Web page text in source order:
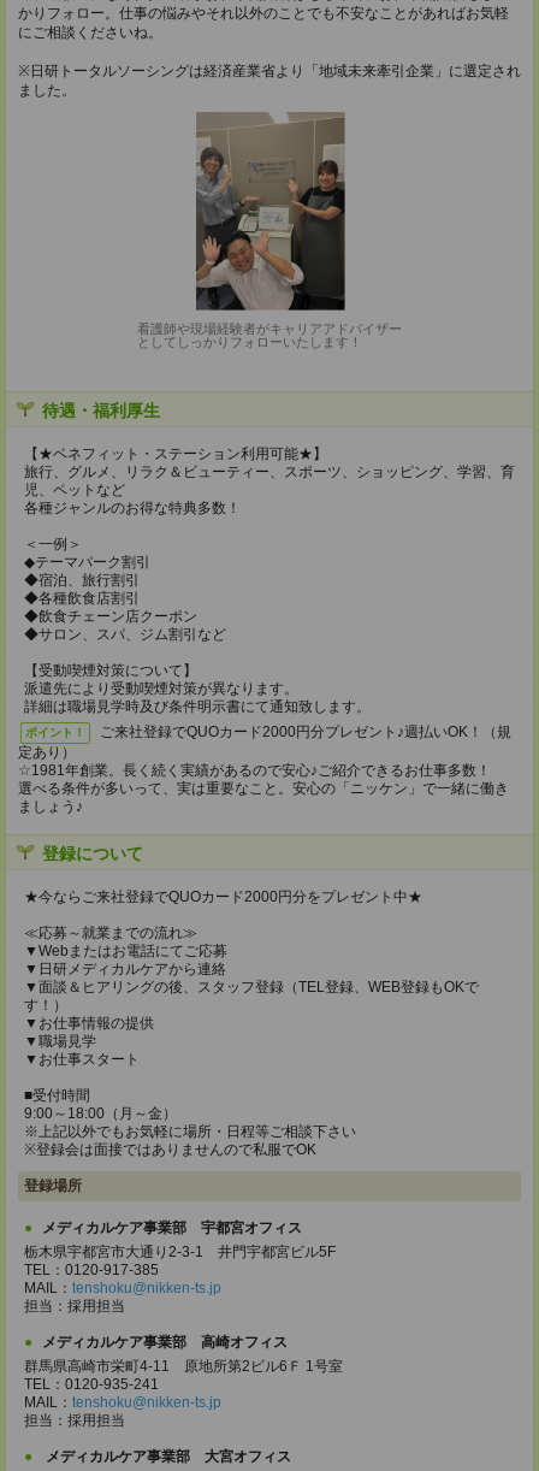
かりフォロー。仕事の悩みやそれ以外のことでも不安なことがあればお気軽
にご相談くださいね。
※日研トータルソーシングは経済産業省より「地域未来牽引企業」に選定され
ました。
看護師や現場経験者がキャリアアドバイザー
としてしっかりフォローいたします！
待遇・福利厚生
【★ベネフィット・ステーション利用可能★】
旅行、グルメ、リラク＆ビューティー、スポーツ、ショッピング、学習、育
児、ペットなど
各種ジャンルのお得な特典多数！
＜一例＞
◆テーマパーク割引
◆宿泊、旅行割引
◆各種飲食店割引
◆飲食チェーン店クーポン
◆サロン、スパ、ジム割引など
【受動喫煙対策について】
派遣先により受動喫煙対策が異なります。
詳細は職場見学時及び条件明示書にて通知致します。
ポイント！
ご来社登録でQUOカード2000円分プレゼント♪週払いOK！（規
定あり）
☆1981年創業。長く続く実績があるので安心♪ご紹介できるお仕事多数！
選べる条件が多いって、実は重要なこと。安心の「ニッケン」で一緒に働き
ましょう♪
登録について
★今ならご来社登録でQUOカード2000円分をプレゼント中★
≪応募～就業までの流れ≫
▼Webまたはお電話にてご応募
▼日研メディカルケアから連絡
▼面談＆ヒアリングの後、スタッフ登録（TEL登録、WEB登録もOKで
す！）
▼お仕事情報の提供
▼職場見学
▼お仕事スタート
■受付時間
9:00～18:00（月～金）
※上記以外でもお気軽に場所・日程等ご相談下さい
※登録会は面接ではありませんので私服でOK
登録場所
メディカルケア事業部 宇都宮オフィス
栃木県宇都宮市大通り2-3-1 井門宇都宮ビル5F
TEL：0120-917-385
MAIL： tenshoku@nikken-ts.jp
担当：採用担当
メディカルケア事業部 高崎オフィス
群馬県高崎市栄町4-11 原地所第2ビル6Ｆ 1号室
TEL：0120-935-241
MAIL： tenshoku@nikken-ts.jp
担当：採用担当
メディカルケア事業部 大宮オフィス